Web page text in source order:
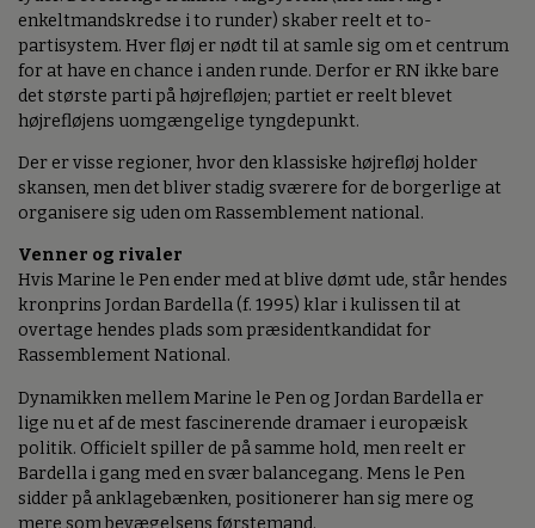
enkeltmandskredse i to runder) skaber reelt et to-
partisystem. Hver fløj er nødt til at samle sig om et centrum
for at have en chance i anden runde. Derfor er RN ikke bare
det største parti på højrefløjen; partiet er reelt blevet
højrefløjens uomgængelige tyngdepunkt.
Der er visse regioner, hvor den klassiske højrefløj holder
skansen, men det bliver stadig sværere for de borgerlige at
organisere sig uden om Rassemblement national.
Venner og rivaler
Hvis Marine le Pen ender med at blive dømt ude, står hendes
kronprins Jordan Bardella (f. 1995) klar i kulissen til at
overtage hendes plads som præsidentkandidat for
Rassemblement National.
Dynamikken mellem Marine le Pen og Jordan Bardella er
lige nu et af de mest fascinerende dramaer i europæisk
politik. Officielt spiller de på samme hold, men reelt er
Bardella i gang med en svær balancegang. Mens le Pen
sidder på anklagebænken, positionerer han sig mere og
mere som bevægelsens førstemand.